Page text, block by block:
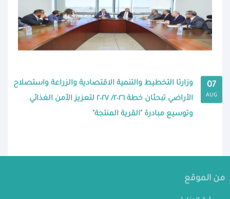
07
AUG
وزارتا التخطيط والتنمية الاقتصادية والزراعة واستصلاح
الأراضي تبحثان خطة ٢٠٢٦/ ٢٠٢٧ لتعزيز الأمن الغذائي
وتوسيع مبادرة "القرية المنتجة"
من الموقع